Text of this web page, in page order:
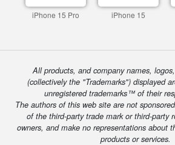
iPhone 15 Pro iPhone 15
All products, and company names,
(collectively the "Trademarks") displayed
unregistered trademarks™ of their
The authors of this web site are not
of the third-party trade mark or third-party
owners, and make no representations about
products or services.